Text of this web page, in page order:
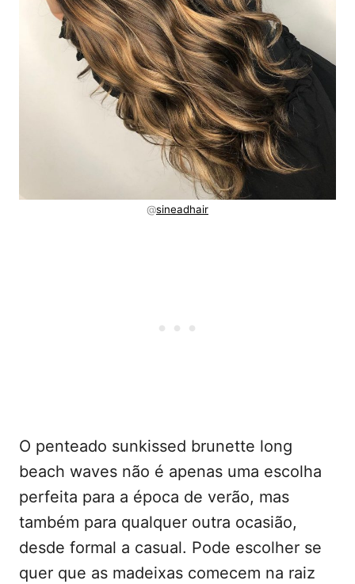
@sineadhair
O penteado sunkissed brunette long
beach waves não é apenas uma escolha
perfeita para a época de verão, mas
também para qualquer outra ocasião,
desde formal a casual. Pode escolher se
quer que as madeixas comecem na raiz